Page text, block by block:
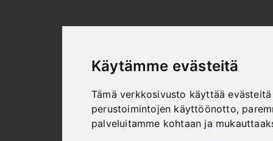
Käytämme evästeitä
Tämä verkkosivusto käyttää
perustoimintojen käyttöönotto,
palveluitamme kohtaan ja